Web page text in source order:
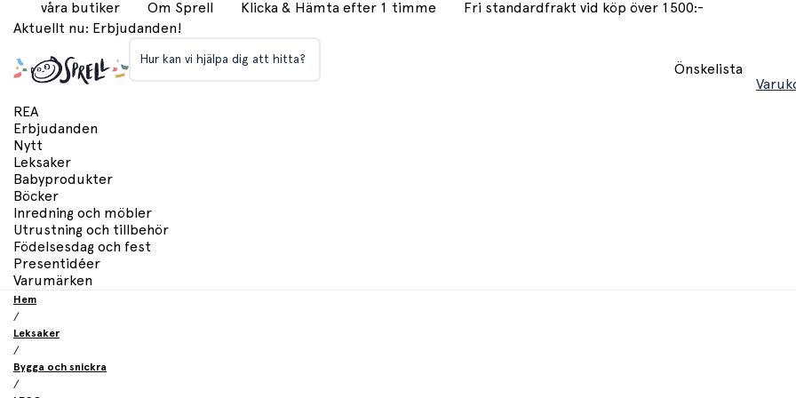
våra butiker Om Sprell Klicka & Hämta efter 1 timme
Fri standardfrakt vid köp över 1500:-
Aktuellt nu: Erbjudanden!
Hur kan vi hjälpa dig att hitta?
Önskelista
REA
Erbjudanden
Nytt
Leksaker
Babyprodukter
Böcker
Inredning och möbler
Utrustning och tillbehör
Födelsesdag och fest
Presentidéer
Varumärken
Hem
/
Leksaker
/
Bygga och snickra
/